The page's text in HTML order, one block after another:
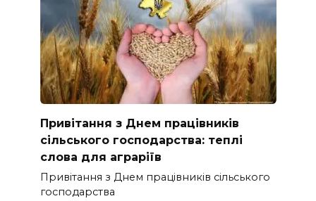
Привітання з Днем працівників
сільського господарства: теплі
слова для аграріїв
Привітання з Днем працівників сільського
господарства